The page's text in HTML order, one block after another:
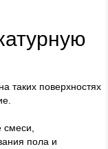
таких поверхностях
смеси,
пола и